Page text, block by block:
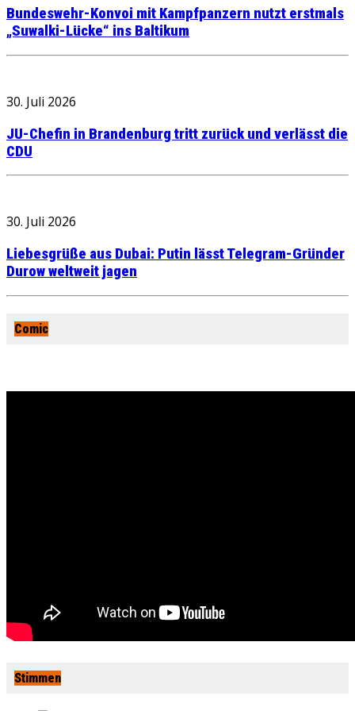
Bundeswehr-Konvoi mit Kampfpanzern nutzt erstmals
„Suwalki-Lücke“ ins Baltikum
30. Juli 2026
JU-Chefin in Brandenburg tritt zurück und verlässt die
CDU
30. Juli 2026
Liebesgrüße aus Dubai: Putin lässt Telegram-Gründer
Durow weltweit jagen
Comic
Stimmen